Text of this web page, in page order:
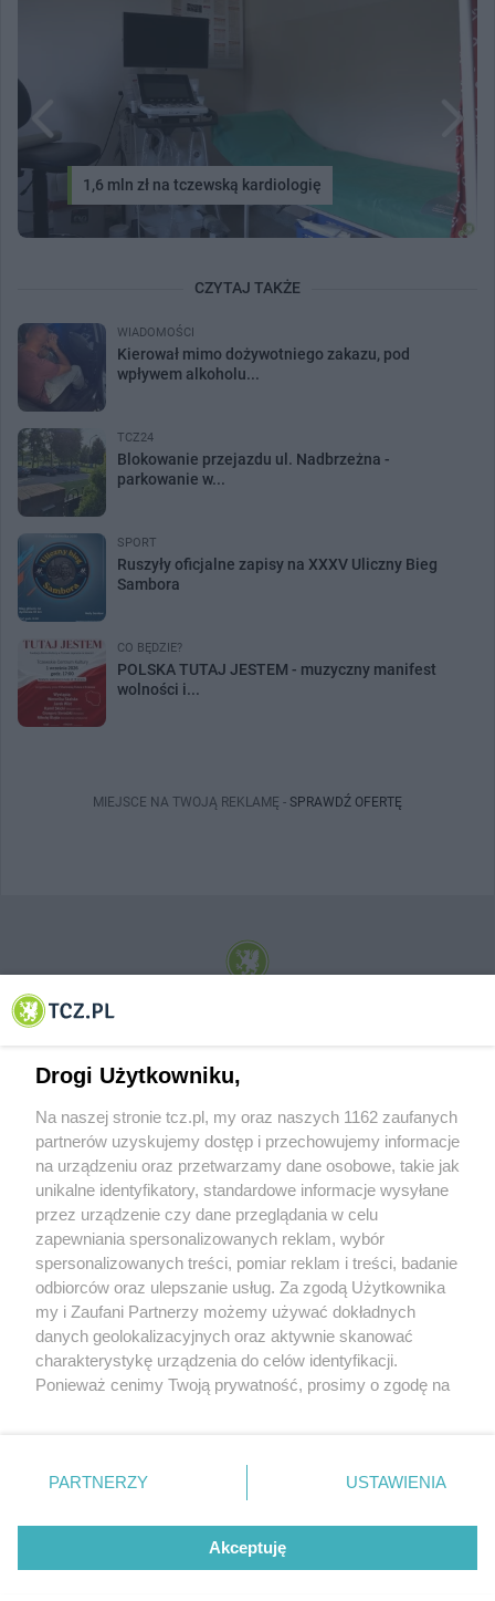
1,6 mln zł na tczewską kardiologię
CZYTAJ TAKŻE
WIADOMOŚCI
Kierował mimo dożywotniego zakazu, pod
wpływem alkoholu...
TCZ24
Blokowanie przejazdu ul. Nadbrzeżna -
parkowanie w...
SPORT
Ruszyły oficjalne zapisy na XXXV Uliczny Bieg
Sambora
CO BĘDZIE?
POLSKA TUTAJ JESTEM - muzyczny manifest
wolności i...
MIEJSCE NA TWOJĄ REKLAMĘ - SPRAWDŹ OFERTĘ
© 2001-2026 Tczew - TCZ.PL Sp. z o.o. Internetowy Serwis Informacyjny Miasta
O FIRMIE POLITYKA PRYWATNOŚCI HOSTING
REKLAMA WSPÓŁPRACA RSS FACEBOOK KONTAKT
Nasze serwisy
Aktualności
Tcz24
Historia miasta
Muzyka i kultura
Archiwum wydarzeń
Zdjęcia miasta
Drogi Użytkowniku,
Na naszej stronie tcz.pl, my oraz naszych 1162 zaufanych
partnerów uzyskujemy dostęp i przechowujemy informacje
na urządzeniu oraz przetwarzamy dane osobowe, takie jak
unikalne identyfikatory, standardowe informacje wysyłane
przez urządzenie czy dane przeglądania w celu
zapewniania spersonalizowanych reklam, wybór
spersonalizowanych treści, pomiar reklam i treści, badanie
odbiorców oraz ulepszanie usług. Za zgodą Użytkownika
my i Zaufani Partnerzy możemy używać dokładnych
danych geolokalizacyjnych oraz aktywnie skanować
charakterystykę urządzenia do celów identyfikacji.
Ponieważ cenimy Twoją prywatność, prosimy o zgodę na
znajdujący się w lewym dolnym rogu strony
. Niektóre
przetwarzaniu. Preferencje będą miały zastosowania tylko
PARTNERZY USTAWIENIA
Akceptuję